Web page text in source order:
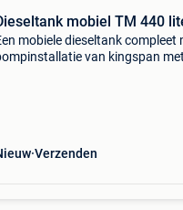
mobiel TM 440
mobiele dieseltank compleet
van kingspan
Verzenden